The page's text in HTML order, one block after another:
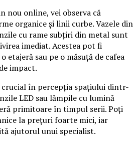
nou online, vei observa că
organice și linii curbe. Vazele din
cu rame subțiri din metal sunt
imediat. Acestea pot fi
etajeră sau pe o măsuță de cafea
impact.
în percepția spațiului dintr-
LED sau lămpile cu lumină
primitoare în timpul serii. Poți
la prețuri foarte mici, iar
ajutorul unui specialist.